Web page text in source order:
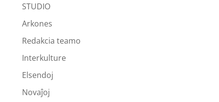
STUDIO
Arkones
Redakcia teamo
Interkulture
Elsendoj
Novaĵoj